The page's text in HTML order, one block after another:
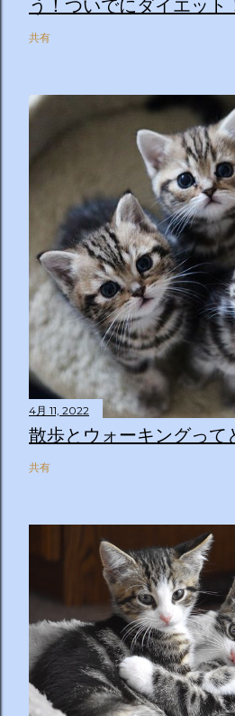
う！ついでにダイエット
共有
4月 11, 2022
散歩とウォーキングって
共有